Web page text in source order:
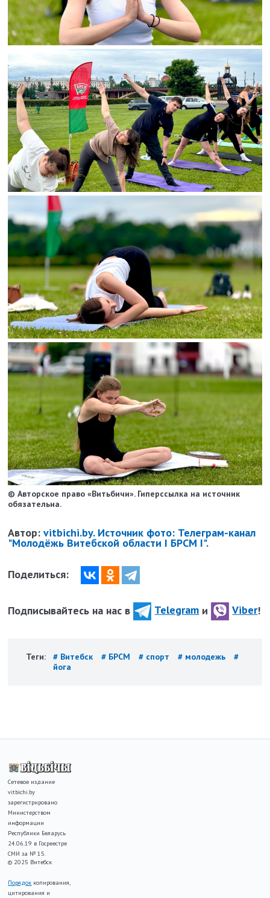
© Авторское право «Витьбичи». Гиперссылка на источник
обязательна.
Автор:vitbichi.by. Источник фото: Телеграм-канал
"Молодёжь Витебской области I БРСМ I".
Поделиться:
Подписывайтесь на нас в Telegram и Viber!
Теги: # Витебск # БРСМ # спорт # молодежь
#
йога
Сетевое издание
vitbichi.by
зарегистрировано
Министерством
информации
Республики Беларусь
24.06.19 в Госреестре
СМИ за № 15.
© 2025 Витебск
Порядок копирования,
цитирования и